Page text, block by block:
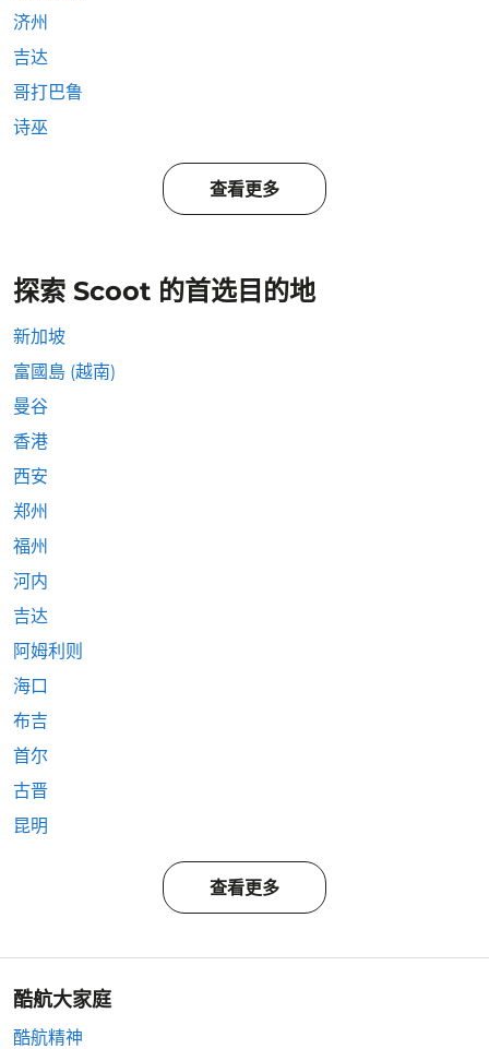
济州
吉达
哥打巴鲁
诗巫
查看更多
探索 Scoot 的首选目的地
新加坡
富國島 (越南)
曼谷
香港
西安
郑州
福州
河内
吉达
阿姆利则
海口
布吉
首尔
古晋
昆明
查看更多
酷航大家庭
酷航精神